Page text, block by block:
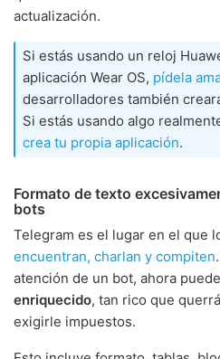
actualización.
Si estás usando un reloj
aplicación Wear OS, pídela
desarrolladores también
Si estás usando algo
crea tu propia aplicación.
Formato de texto
bots
Telegram es el lugar en el que
encuentran, charlan y compiten
atención de un bot, ahora
enriquecido, tan rico que
exigirle impuestos.